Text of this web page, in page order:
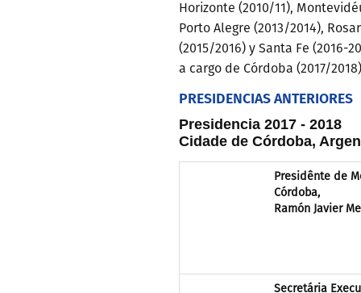
Horizonte (2010/11),
Porto Alegre (2013/2014),
(2015/2016) y Santa Fe (2016-
a cargo de Córdoba (2017/
PRESIDENCIAS ANTERIORES
Presidencia 2017 - 2018
Cidade de Córdoba,
Presidênte de
Córdoba,
Ramón Javier
Secretária